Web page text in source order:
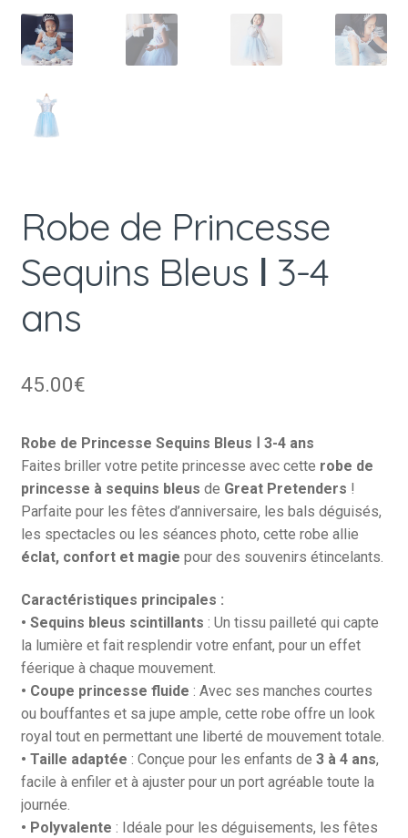
Robe de Princesse
Sequins Bleus Ⅰ 3-4
ans
45.00€
Robe de Princesse Sequins Bleus Ⅰ 3-4 ans
Faites briller votre petite princesse avec cette robe de
princesse à sequins bleus de Great Pretenders !
Parfaite pour les fêtes d’anniversaire, les bals déguisés,
les spectacles ou les séances photo, cette robe allie
éclat, confort et magie pour des souvenirs étincelants.
Caractéristiques principales :
• Sequins bleus scintillants : Un tissu pailleté qui capte
la lumière et fait resplendir votre enfant, pour un effet
féerique à chaque mouvement.
• Coupe princesse fluide : Avec ses manches courtes
ou bouffantes et sa jupe ample, cette robe offre un look
royal tout en permettant une liberté de mouvement totale.
• Taille adaptée : Conçue pour les enfants de 3 à 4 ans,
facile à enfiler et à ajuster pour un port agréable toute la
journée.
• Polyvalente : Idéale pour les déguisements, les fêtes